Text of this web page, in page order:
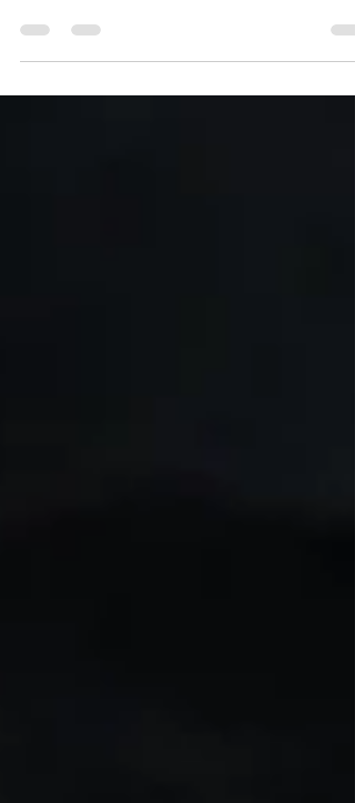
Este ritual llega a España como parte de la
ingredientes de alto impacto como el
chocolate cosmético, el pistacho y las sales